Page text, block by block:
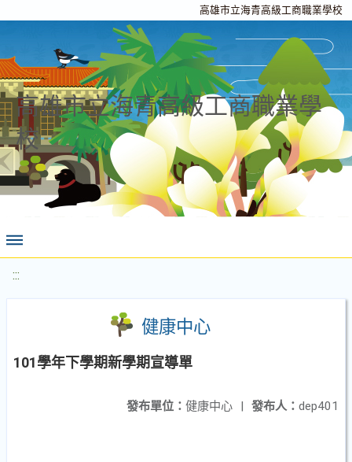
高雄市立海青高級工商職業學校
高雄市立海青高級工商職業學
校
:::
健康中心
101學年下學期新學期宣導單
發布人： dep401
發布單位： 健康中心 |